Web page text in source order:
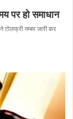
पर हो समाधान
टोलफ्री नम्बर जारी कर